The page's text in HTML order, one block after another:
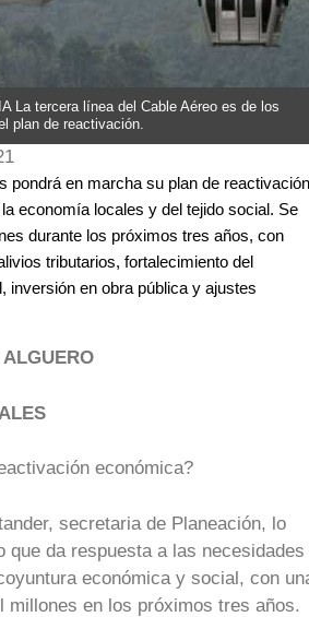
La tercera línea del Cable Aéreo es de los
plan de reactivación.
pondrá en marcha su plan de reactivación
economía locales y del tejido social. Se
durante los próximos tres años, con
tributarios, fortalecimiento del
inversión en obra pública y ajustes
económica?
secretaria de Planeación, lo
que da respuesta a las necesidades
económica y social, con
millones en los próximos tres años.